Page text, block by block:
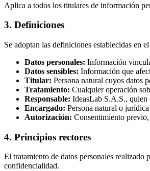
Aplica a todos los titulares de información
3. Definiciones
Se adoptan las definiciones establecidas en
Datos personales: Información
Datos sensibles: Información que
Titular: Persona natural cuyos datos
Tratamiento: Cualquier operación
Responsable: IdeasLab S.A.S., quien
Encargado: Persona natural o
Autorización: Consentimiento
4. Principios rectores
El tratamiento de datos personales
confidencialidad.